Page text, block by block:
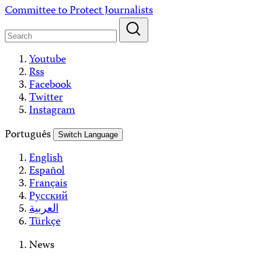
Skip
content
Committee to Protect Journalists
Youtube
Rss
Facebook
Twitter
Instagram
Português
Switch Language
English
Español
Français
Русский
العربية
Türkçe
News